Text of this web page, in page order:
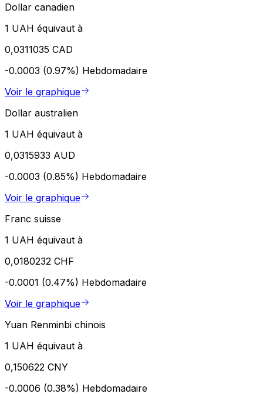
Dollar canadien
1 UAH équivaut à
0,0311035 CAD
-0.0003 (0.97%) Hebdomadaire
Voir le graphique
Dollar australien
1 UAH équivaut à
0,0315933 AUD
-0.0003 (0.85%) Hebdomadaire
Voir le graphique
Franc suisse
1 UAH équivaut à
0,0180232 CHF
-0.0001 (0.47%) Hebdomadaire
Voir le graphique
Yuan Renminbi chinois
1 UAH équivaut à
0,150622 CNY
-0.0006 (0.38%) Hebdomadaire